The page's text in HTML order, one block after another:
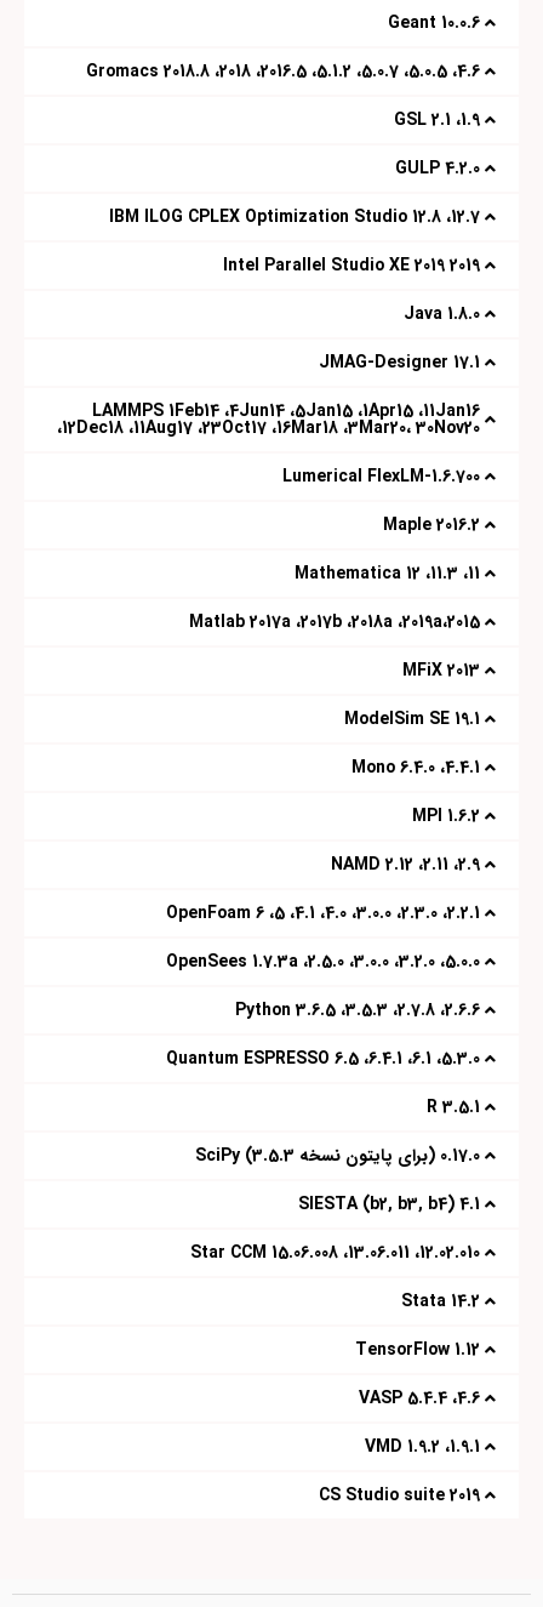
10.0.6 Geant
4.6، 5.0.5، 5.0.7، 5.1.2، 2016.5، 2018، 2018.8 Gromacs
1.9، 2.1 GSL
4.2.0 GULP
12.7، 12.8 IBM ILOG CPLEX Optimization Studio
2019 Intel Parallel Studio XE 2019
1.8.0 Java
17.1 JMAG-Designer
LAMMPS 1Feb14 ،4Jun14 ،5Jan15 ،1Apr15 ،11Jan16
،12Dec18 ،11Aug17 ،23Oct17 ،16Mar18 ،3Mar20، 30Nov20
Lumerical FlexLM-1.6.700
2016.2 Maple
11، 11.3، 12 Mathematica
2015،Matlab 2017a ،2017b ،2018a ،2019a
2013 MFiX
19.1 ModelSim SE
4.4.1، 6.4.0 Mono
1.6.2 MPI
2.9،‌ 2.11، 2.12 NAMD
2.2.1، 2.3.0، 3.0.0، 4.0، 4.1، 5، 6 OpenFoam
OpenSees 1.7.3a ،2.5.0 ،3.0.0 ،3.2.0 ،5.0.0
2.6.6، 2.7.8، 3.5.3،‌ 3.6.5 Python
5.3.0، 6.1، 6.4.1، 6.5 Quantum ESPRESSO
3.5.1 R
0.17.0 (برای پایتون نسخه 3.5.3) SciPy
4.1 (b2, b3, b4) SIESTA
12.02.010، 13.06.011، 15.06.008 Star CCM
14.2 Stata
1.12 TensorFlow
4.6، 5.4.4 VASP
1.9.1، 1.9.2 VMD
CS Studio suite 2019